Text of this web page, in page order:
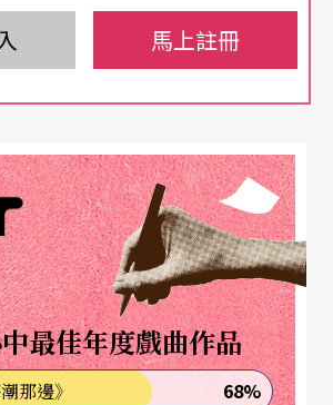
施日益完善，這些改變對藝術生
。藝術家在進行獨立創作時，與
愈來愈大，而這種合作形式正是
作夥伴 參與作品生產過程
國際共製的定義和模式。由於台
作，但這和國際共製不同。他引
演藝術網絡組織（IETM）和韓國
）共同研究的資料，指出國際
馬上註冊
最佳年度戲曲作品
那邊》 68%